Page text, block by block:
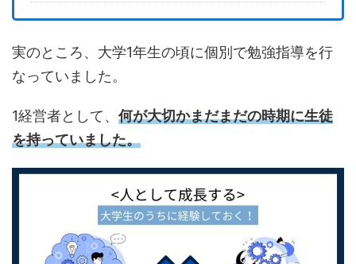
実のところ、大学1年生の頃に個別で勉強指導を行
なっていました。
1経営者として、 何が大切かまだまだの時期に生徒
を持っていました。